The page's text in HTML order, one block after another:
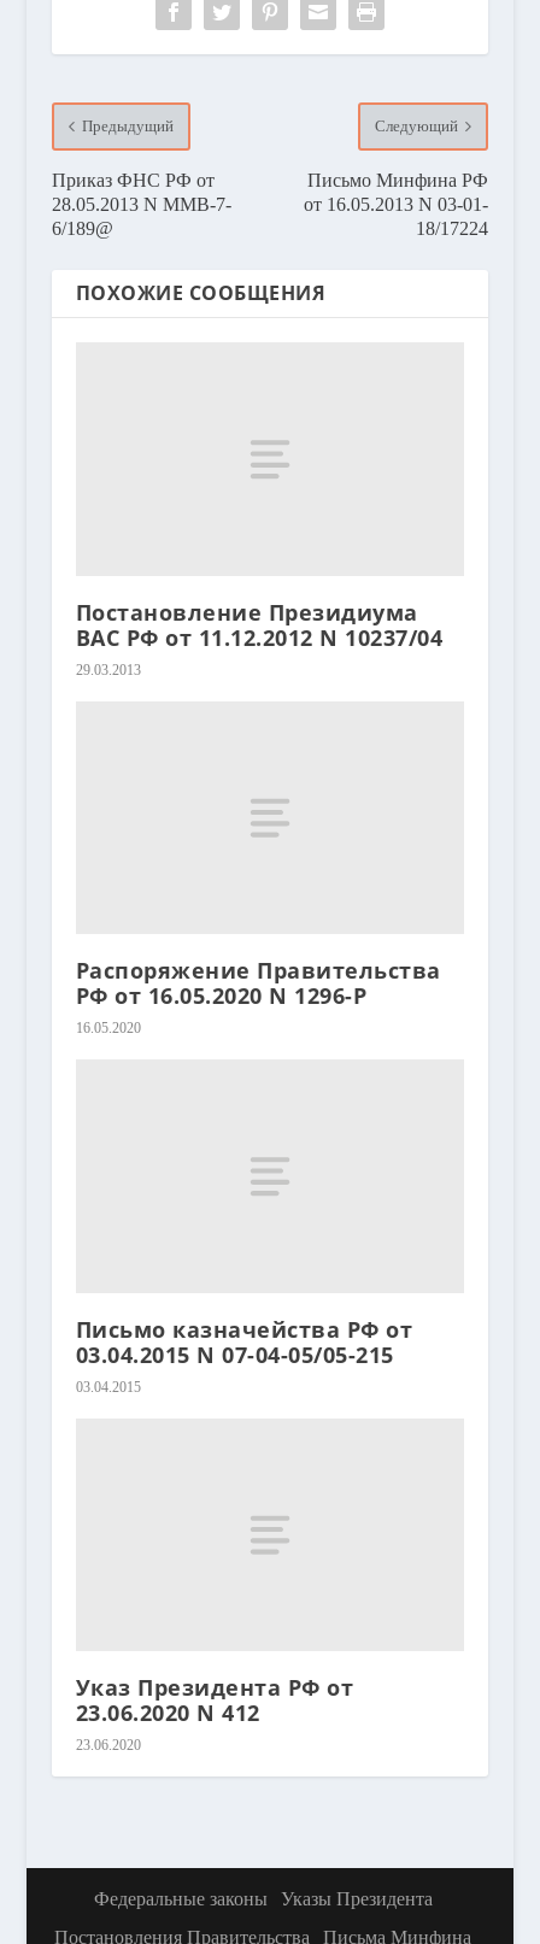
Предыдущий
Приказ ФНС РФ от
28.05.2013 N ММВ-7-
6/189@
Следующий
Письмо Минфина РФ
от 16.05.2013 N 03-01-
18/17224
ПОХОЖИЕ СООБЩЕНИЯ
Постановление Президиума
ВАС РФ от 11.12.2012 N 10237/04
29.03.2013
Распоряжение Правительства
РФ от 16.05.2020 N 1296-Р
16.05.2020
Письмо казначейства РФ от
03.04.2015 N 07-04-05/05-215
03.04.2015
Указ Президента РФ от
23.06.2020 N 412
23.06.2020
Федеральные законы
Указы Президента
Постановления Правительства
Письма Минфина